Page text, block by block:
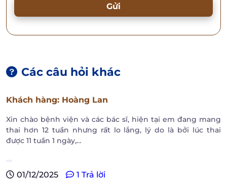
Gửi
Các câu hỏi khác
Khách hàng: Hoàng Lan
Xin chào bệnh viện và các bác sĩ, hiện tại em đang mang
thai hơn 12 tuần nhưng rất lo lắng, lý do là bởi lúc thai
được 11 tuần 1 ngày,…
01/12/2025 1 Trả lời